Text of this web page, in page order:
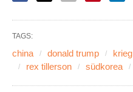
TAGS:
china donald trump krieg
rex tillerson
südkorea